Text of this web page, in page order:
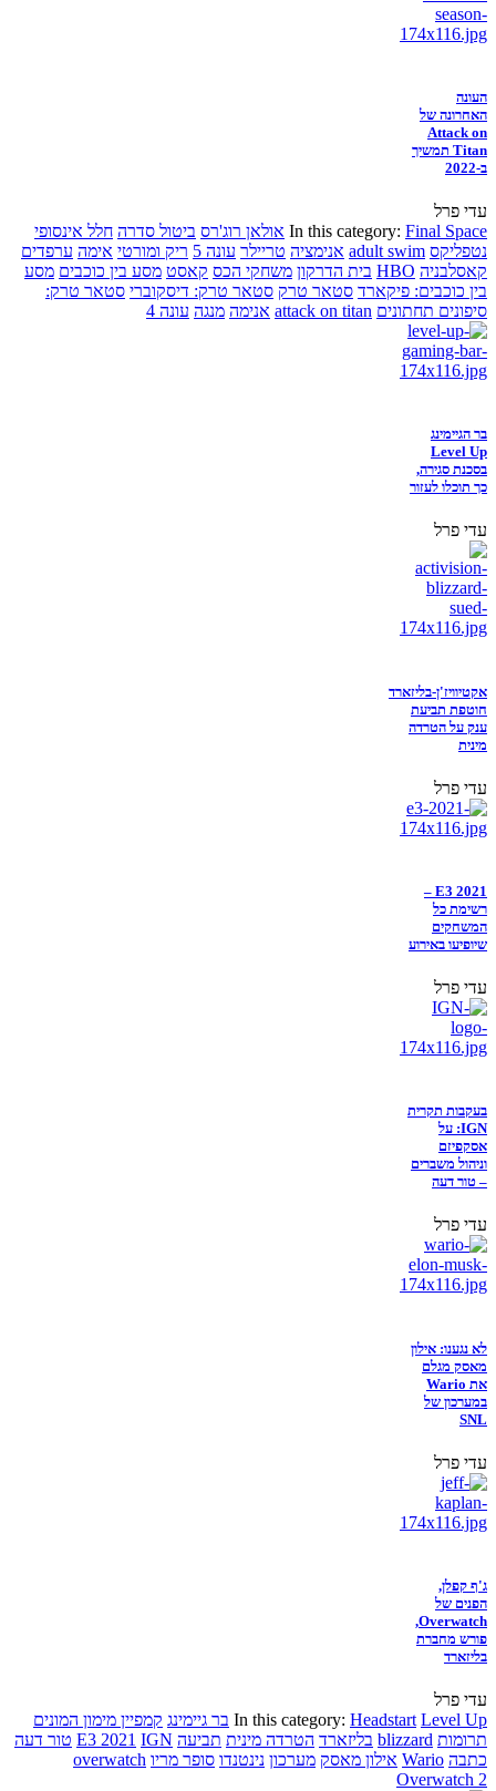
העונה
האחרונה של
Attack on
Titan תמשיך
ב-2022
עדי פרל
In this category: Final Space אולאן רוג'רס ביטול סדרה חלל אינסופי
נטפליקס adult swim אנימציה טריילר עונה 5 ריק ומורטי אימה ערפדים
קאסלבניה HBO בית הדרקון משחקי הכס קאסט מסע בין כוכבים מסע
בין כוכבים: פיקארד סטאר טרק סטאר טרק: דיסקוברי סטאר טרק:
סיפונים תחתונים attack on titan אנימה מנגה עונה 4
בר הגיימינג
Level Up
בסכנת סגירה,
כך תוכלו לעזור
עדי פרל
אקטיוויז'ן-בליזארד
חוטפת תביעת
ענק על הטרדה
מינית
עדי פרל
E3 2021 –
רשימת כל
המשחקים
שיופיעו באירוע
עדי פרל
בעקבות תקרית
IGN: על
אסקפיזם
וניהול משברים
– טור דעה
עדי פרל
לא נגענו: אילון
מאסק מגלם
את Wario
במערכון של
SNL
עדי פרל
ג'ף קפלן,
הפנים של
Overwatch,
פורש מחברת
בליזארד
עדי פרל
In this category: Headstart Level Up בר גיימינג קמפיין מימון המונים
תרומות blizzard בליזארד הטרדה מינית תביעה E3 2021 IGN
טור דעה
כתבה Wario אילון מאסק מערכון נינטנדו סופר מריו overwatch
Overwatch 2